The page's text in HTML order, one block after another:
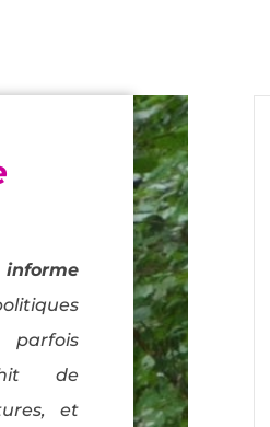
parfois
de
et